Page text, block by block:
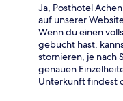
Ja, Posthotel
auf unserer
Wenn du einen
gebucht hast,
stornieren, je nach
genauen
Unterkunft findest